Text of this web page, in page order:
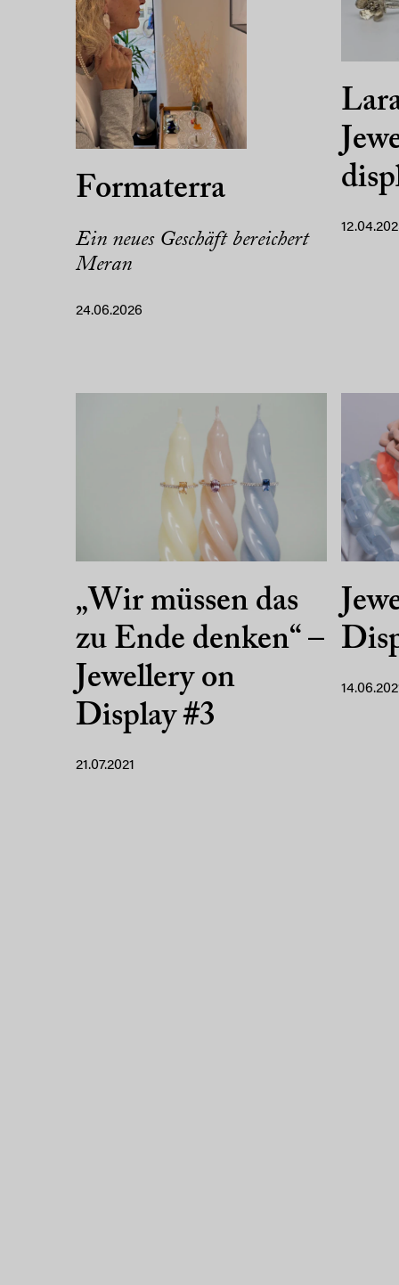
Formaterra
Ein neues Geschäft bereichert
Meran
24.06.2026
„Wir müssen das
zu Ende denken“ –
Jewellery on
Display #3
21.07.2021